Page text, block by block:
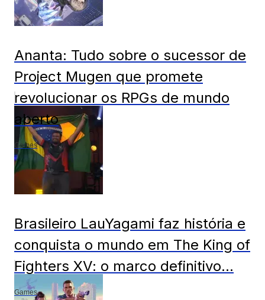
Ananta: Tudo sobre o sucessor de
Project Mugen que promete
revolucionar os RPGs de mundo
aberto
Games
Brasileiro LauYagami faz história e
conquista o mundo em The King of
Fighters XV: o marco definitivo...
Games